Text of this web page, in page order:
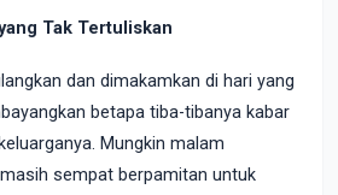
Tak Tertuliskan
dan dimakamkan di hari yang
betapa tiba-tibanya kabar
Mungkin malam
sempat berpamitan untuk